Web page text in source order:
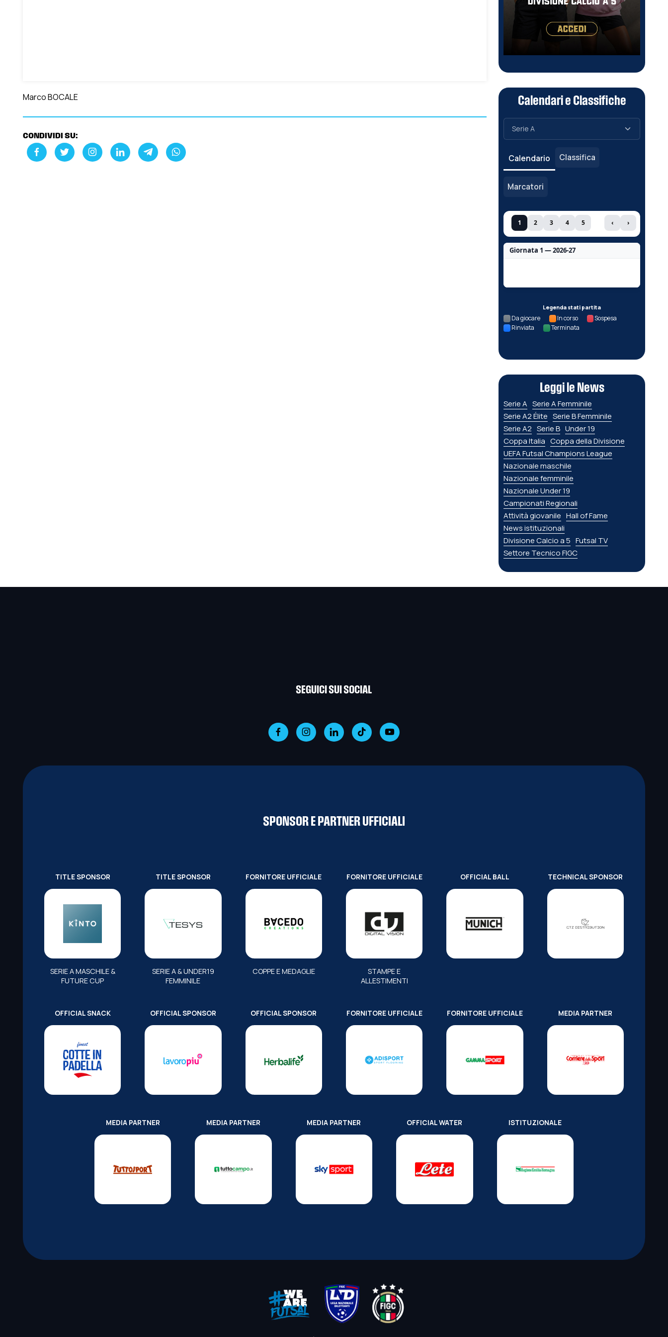
Marco BOCALE
CONDIVIDI SU:
Calendari e Classifiche
Calendario Classifica
Marcatori
1 2 3 4 5 ‹ ›
Giornata 1 — 2026-27
Legenda stati partita
Da giocare In corso
Sospesa
Rinviata
Terminata
Leggi le News
Serie A Serie A Femminile
Serie A2 Élite Serie B Femminile
Serie A2 Serie B Under 19
Coppa Italia Coppa della Divisione
UEFA Futsal Champions League
Nazionale maschile
Nazionale femminile
Nazionale Under 19
Campionati Regionali
Attività giovanile Hall of Fame
News istituzionali
Divisione Calcio a 5 Futsal TV
Settore Tecnico FIGC
SEGUICI SUI SOCIAL
SPONSOR E PARTNER UFFICIALI
TITLE SPONSOR
SERIE A MASCHILE &
FUTURE CUP
TITLE SPONSOR
SERIE A & UNDER19
FEMMINILE
FORNITORE UFFICIALE
COPPE E MEDAGLIE
FORNITORE UFFICIALE
STAMPE E
ALLESTIMENTI
OFFICIAL BALL TECHNICAL SPONSOR
OFFICIAL SNACK OFFICIAL SPONSOR OFFICIAL SPONSOR FORNITORE UFFICIALE FORNITORE UFFICIALE MEDIA PARTNER
MEDIA PARTNER MEDIA PARTNER MEDIA PARTNER OFFICIAL WATER ISTITUZIONALE